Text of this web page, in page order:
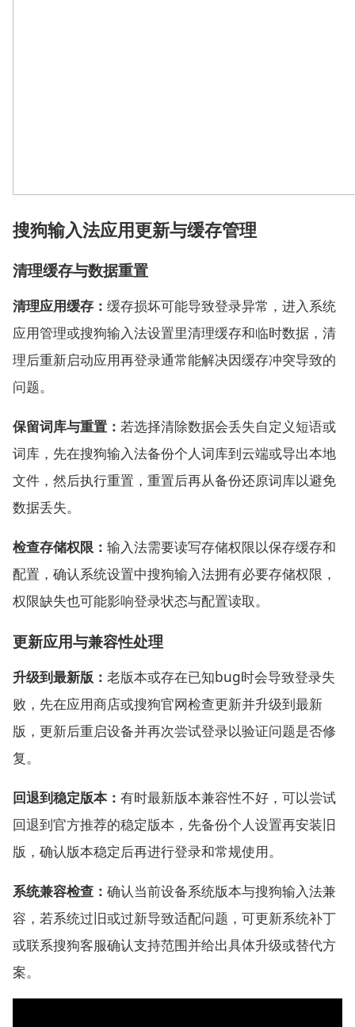
搜狗输入法应用更新与缓存管理
清理缓存与数据重置
清理应用缓存： 缓存损坏可能导致登录异常，进入系统
应用管理或搜狗输入法设置里清理缓存和临时数据，清
理后重新启动应用再登录通常能解决因缓存冲突导致的
问题。
保留词库与重置： 若选择清除数据会丢失自定义短语或
词库，先在搜狗输入法备份个人词库到云端或导出本地
文件，然后执行重置，重置后再从备份还原词库以避免
数据丢失。
检查存储权限： 输入法需要读写存储权限以保存缓存和
配置，确认系统设置中搜狗输入法拥有必要存储权限，
权限缺失也可能影响登录状态与配置读取。
更新应用与兼容性处理
升级到最新版： 老版本或存在已知bug时会导致登录失
败，先在应用商店或搜狗官网检查更新并升级到最新
版，更新后重启设备并再次尝试登录以验证问题是否修
复。
回退到稳定版本： 有时最新版本兼容性不好，可以尝试
回退到官方推荐的稳定版本，先备份个人设置再安装旧
版，确认版本稳定后再进行登录和常规使用。
系统兼容检查： 确认当前设备系统版本与搜狗输入法兼
容，若系统过旧或过新导致适配问题，可更新系统补丁
或联系搜狗客服确认支持范围并给出具体升级或替代方
案。